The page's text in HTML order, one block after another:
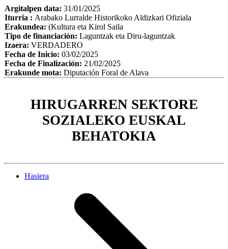
Argitalpen data: 31/01/2025
Iturria : Arabako Lurralde Historikoko Aldizkari Ofiziala
Erakundea: (Kultura eta Kirol Saila
Tipo de financiación: Laguntzak eta Diru-laguntzak
Izaera: VERDADERO
Fecha de Inicio: 03/02/2025
Fecha de Finalización: 21/02/2025
Erakunde mota: Diputación Foral de Alava
HIRUGARREN SEKTORE
SOZIALEKO EUSKAL
BEHATOKIA
Hasiera